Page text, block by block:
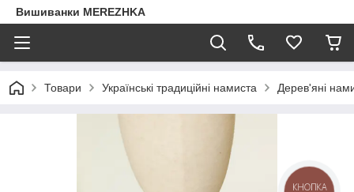
Вишиванки MEREZHKA
Товари Українські традиційні намиста Дерев'яні
КНОПКА